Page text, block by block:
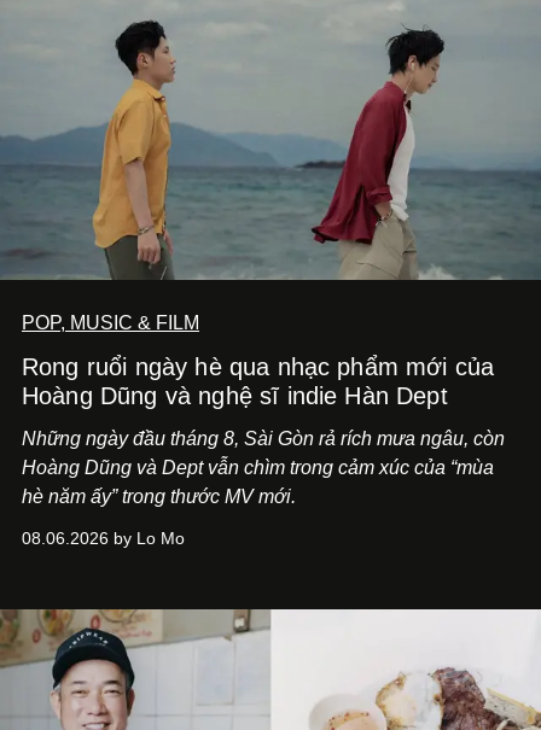
POP, MUSIC & FILM
Rong ruổi ngày hè qua nhạc phẩm mới của
Hoàng Dũng và nghệ sĩ indie Hàn Dept
Những ngày đầu tháng 8, Sài Gòn rả rích mưa ngâu, còn
Hoàng Dũng và Dept vẫn chìm trong cảm xúc của “mùa
hè năm ấy” trong thước MV mới.
08.06.2026 by Lo Mo